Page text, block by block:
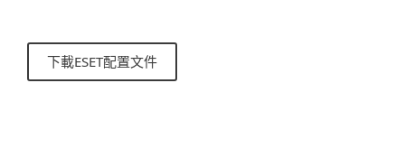
下載ESET配置文件